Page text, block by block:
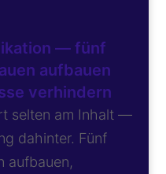
— fünf
aufbauen
verhindern
selten am Inhalt —
dahinter. Fünf
aufbauen,